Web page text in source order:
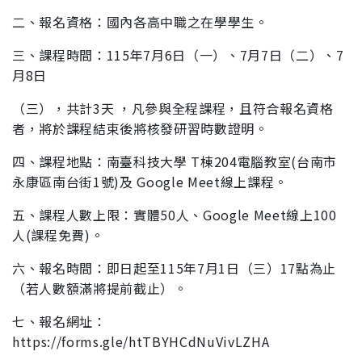
二、報名資格：國內各高中職之在學學生。
三、課程時間：115年7月6日（一）、7月7日（二）、7
月8日
（三），共計3天 ，凡參與全程課程，且符合報名資格
者，將於課程結束後將核發研習時數證明。
四、課程地點：南臺科技大學 T棟204電腦教室(台南市
永康區南台街1號)及 Google Meet線上課程。
五、課程人數上限：實體50人、Google Meet線上100
人(課程免費)。
六、報名時間：即日起至115年7月1日（三）17點為止
（若人數額滿將提前截止）。
七、報名網址：
https://forms.gle/htTBYHCdNuVivLZHA